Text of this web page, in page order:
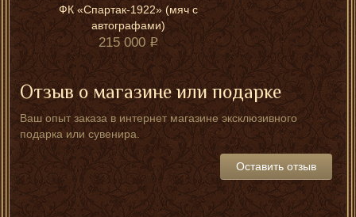
ФК «Спартак-1922» (мяч с
автографами)
215 000
Отзыв о магазине или подарке
Ваш опыт заказа в интернет магазине эксклюзивного
подарка или сувенира.
Оставить отзыв